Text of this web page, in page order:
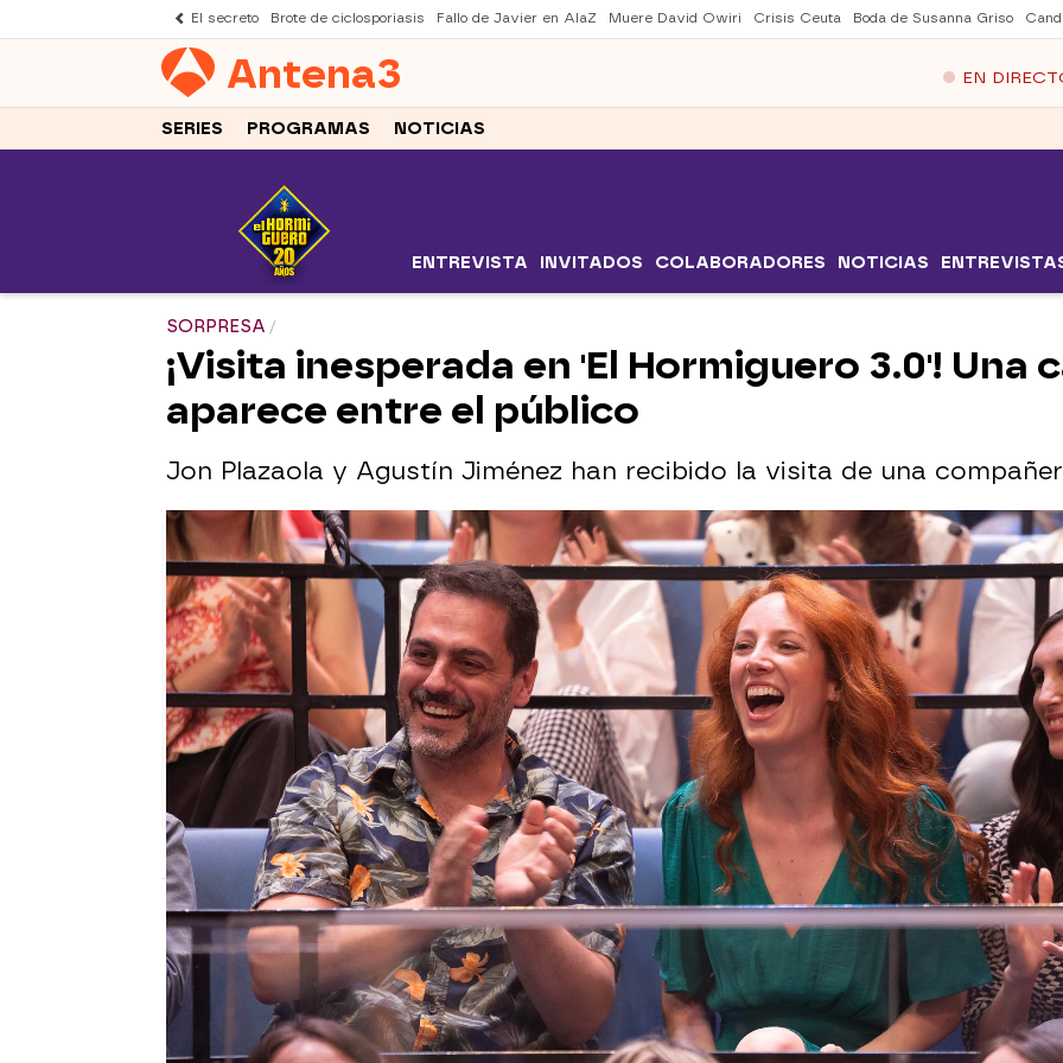
El secreto Brote de ciclosporiasis Fallo de Javier en AlaZ Muere David Owiri Crisis Ceuta Boda de Susanna Griso
Antena3 EN
SERIES PROGRAMAS NOTICIAS
ENTREVISTA INVITADOS COLABORADORES NOTICIAS
SORPRESA
¡Visita inesperada en 'El Hormiguero 3.0'! Una
aparece entre el público
Jon Plazaola y Agustín Jiménez han recibido la visita de una
El Hormiguero
Madrid
Publicado: 28 de junio de 2022, 22:32
WhatsappFacebook
X
Esta noche,'El Hormiguero 3.0'se ha llenado de sonrisas con la
llegada deJon PlazaolayAgustín Jiménez. Los actores han